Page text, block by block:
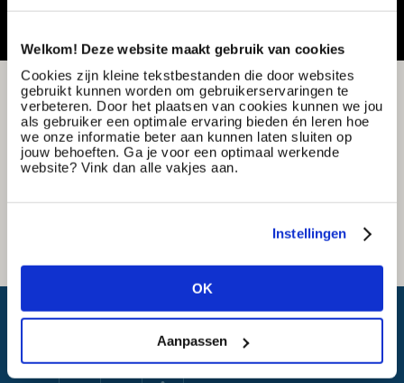
Welkom! Deze website maakt gebruik van cookies
Cookies zijn kleine tekstbestanden die door websites
gebruikt kunnen worden om gebruikerservaringen te
verbeteren. Door het plaatsen van cookies kunnen we jou
als gebruiker een optimale ervaring bieden én leren hoe
we onze informatie beter aan kunnen laten sluiten op
jouw behoeften. Ga je voor een optimaal werkende
website? Vink dan alle vakjes aan.
Instellingen
OK
Aanpassen
Wat is mijn reistijd?